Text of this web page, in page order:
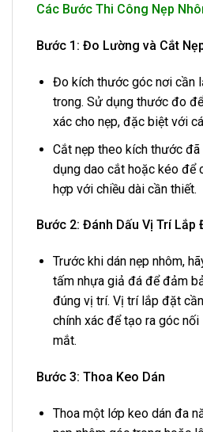
Các Bước Thi Công Nẹp
Bước 1: Đo Lường và Cắt
Đo kích thước góc nơi cần
trong. Sử dụng thước đo
xác cho nẹp, đặc biệt với
Cắt nẹp theo kích thước
dụng dao cắt hoặc kéo để
hợp với chiều dài cần thiết.
Bước 2: Đánh Dấu Vị Trí Lắp
Trước khi dán nẹp nhôm,
tấm nhựa giả đá để đảm
đúng vị trí. Vị trí lắp đặt
chính xác để tạo ra góc
mắt.
Bước 3: Thoa Keo Dán
Thoa một lớp keo dán đa